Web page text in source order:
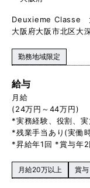
Deuxieme Classe
大阪府大阪市北区大
勤務地域限定
給与
月給
(24万円～44万円)
*実務経験、役割、
*残業手当あり(実働
*昇給年1回 *賞与年2
月給20万以上 賞与